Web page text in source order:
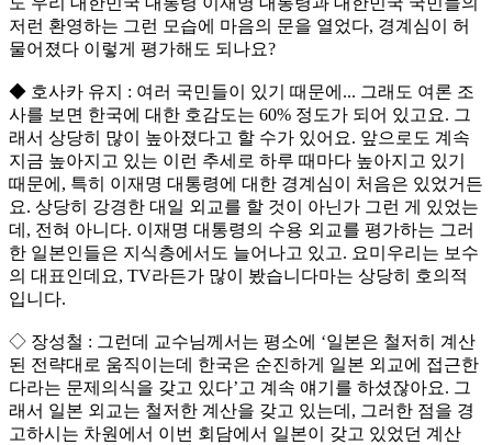
저런 환영하는 그런 모습에 마음의 문을 열었다, 경계심이 허
물어졌다 이렇게 평가해도 되나요?
◆ 호사카 유지 : 여러 국민들이 있기 때문에... 그래도 여론 조
사를 보면 한국에 대한 호감도는 60% 정도가 되어 있고요. 그
래서 상당히 많이 높아졌다고 할 수가 있어요. 앞으로도 계속
지금 높아지고 있는 이런 추세로 하루 때마다 높아지고 있기
때문에, 특히 이재명 대통령에 대한 경계심이 처음은 있었거든
요. 상당히 강경한 대일 외교를 할 것이 아닌가 그런 게 있었는
데, 전혀 아니다. 이재명 대통령의 수용 외교를 평가하는 그러
한 일본인들은 지식층에서도 늘어나고 있고. 요미우리는 보수
의 대표인데요, TV라든가 많이 봤습니다마는 상당히 호의적
입니다.
◇ 장성철 : 그런데 교수님께서는 평소에 ‘일본은 철저히 계산
된 전략대로 움직이는데 한국은 순진하게 일본 외교에 접근한
다라는 문제의식을 갖고 있다’고 계속 얘기를 하셨잖아요. 그
래서 일본 외교는 철저한 계산을 갖고 있는데, 그러한 점을 경
고하시는 차원에서 이번 회담에서 일본이 갖고 있었던 계산